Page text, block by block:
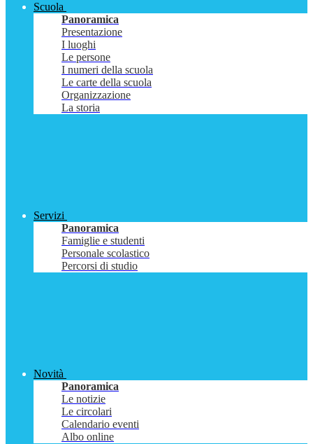
Scuola
Panoramica
Presentazione
I luoghi
Le persone
I numeri della scuola
Le carte della scuola
Organizzazione
La storia
Servizi
Panoramica
Famiglie e studenti
Personale scolastico
Percorsi di studio
Novità
Panoramica
Le notizie
Le circolari
Calendario eventi
Albo online